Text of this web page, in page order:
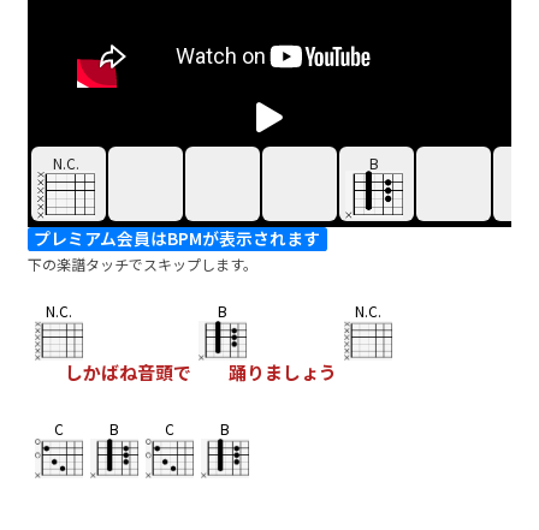
N.C. B
プレミアム会員はBPMが表示されます
下の楽譜タッチでスキップします。
N.C.
しかばね音頭で
B
踊りましょう
N.C.
C B C B